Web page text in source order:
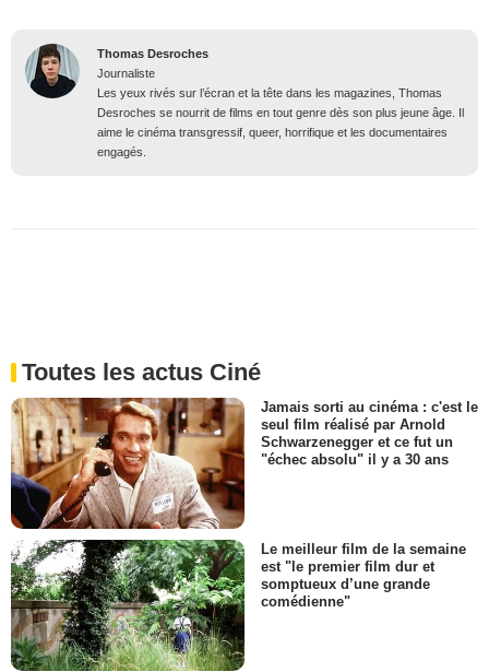
Thomas Desroches
Journaliste
Les yeux rivés sur l’écran et la tête dans les magazines, Thomas
Desroches se nourrit de films en tout genre dès son plus jeune âge. Il
aime le cinéma transgressif, queer, horrifique et les documentaires
engagés.
Toutes les actus Ciné
Jamais sorti au cinéma : c'est le
seul film réalisé par Arnold
Schwarzenegger et ce fut un
"échec absolu" il y a 30 ans
Le meilleur film de la semaine
est "le premier film dur et
somptueux d’une grande
comédienne"